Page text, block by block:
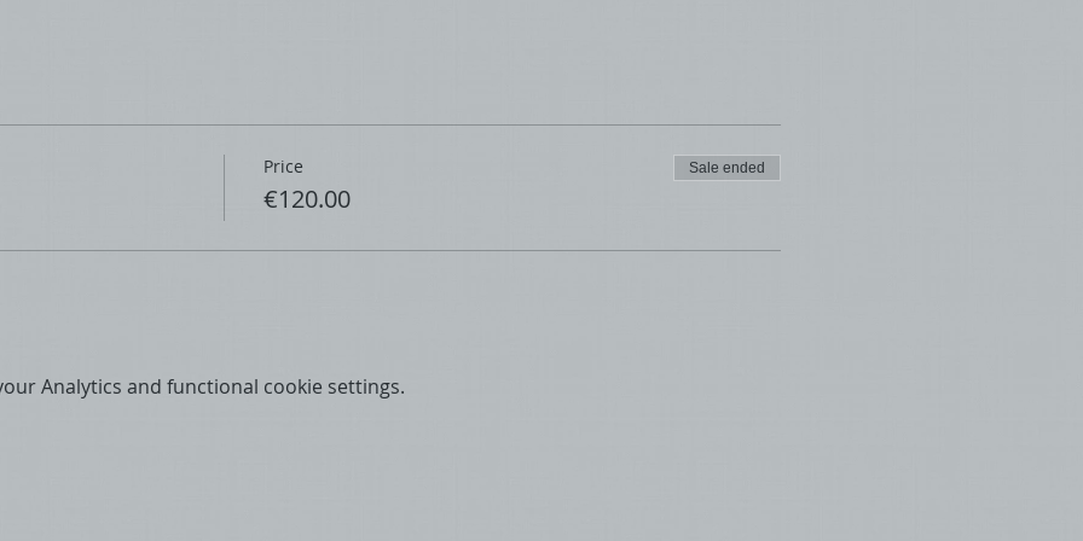
de participation - Road book
»
»
pour podium
d'Echternach
Price
€120.00
Sale ended
Analytics and functional cookie settings.